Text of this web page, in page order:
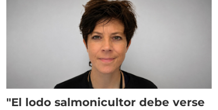
"El lodo salmonicultor debe verse